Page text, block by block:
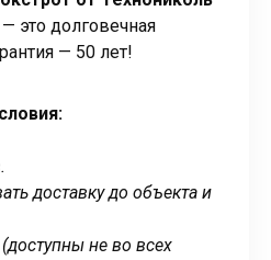
— это долговечная
— 50 лет!
доставку до объекта и
не во всех